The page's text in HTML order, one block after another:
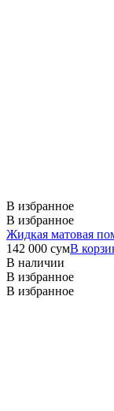
В избранное
В избранное
Жидкая матовая
142 000 сумВ
В наличии
В избранное
В избранное